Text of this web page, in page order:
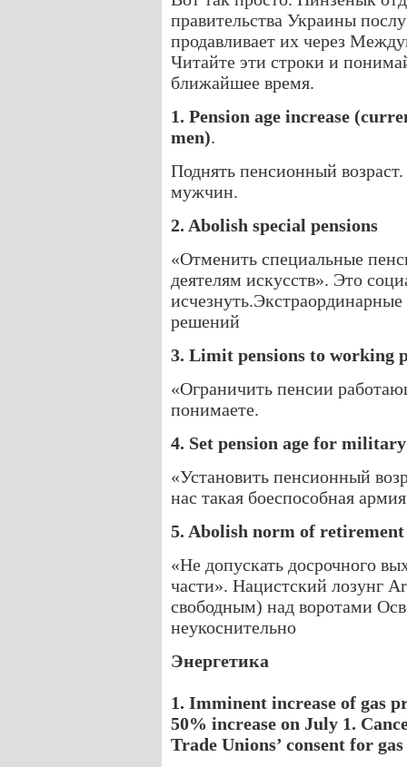
правительства Украины
продавливает их через
Читайте эти строки и
ближайшее время.
1. Pension age increase
men).
Поднять пенсионный
мужчин.
2. Abolish special pensions
«Отменить специальные
деятелям искусств». Это
решений
3. Limit pensions to working
«Ограничить пенсии
понимаете.
4. Set pension age for military
«Установить пенсионный
нас такая боеспособная
5. Abolish norm of
«Не допускать досрочного
части». Нацистский лозунг
свободным) над воротами
неукоснительно
Энергетика
1. Imminent increase of gas
50% increase on July 1.
Trade Unions’ consent for